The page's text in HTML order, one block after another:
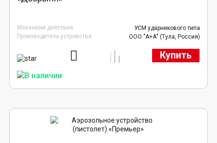
Механизм действия
УСМ ударникового типа
Производитель устройства
ООО "А+А" (Тула, Россия)
Купить